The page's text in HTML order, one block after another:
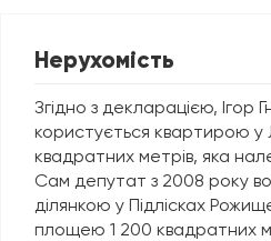
Нерухомість
Згідно з декларацією, Ігор
користується квартирою
квадратних метрів, яка
Сам депутат з 2008 року
ділянкою у Підлісках
площею 1 200 квадратних